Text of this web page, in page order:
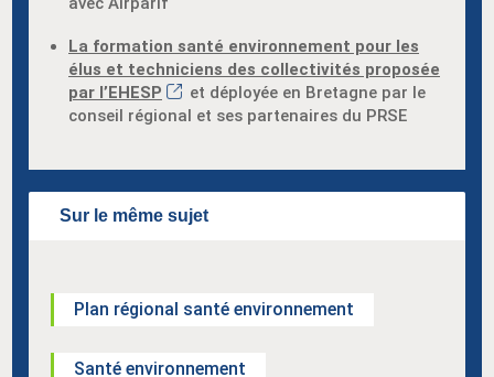
La formation santé environnement pour les
élus et techniciens des collectivités proposée
par l’EHESP
et déployée en Bretagne par le
conseil régional et ses partenaires du PRSE
Sur le même sujet
Plan régional santé environnement
Santé environnement